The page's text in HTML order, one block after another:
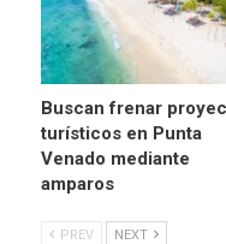
Buscan frenar
turísticos en Punta
Venado mediante
amparos
PREV NEXT